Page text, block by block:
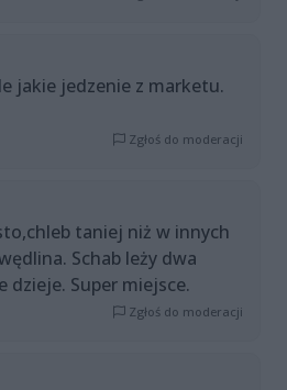
jakie jedzenie z marketu.
Zgłoś do moderacji
taniej niż w innych
Schab leży dwa
dzieje. Super miejsce.
Zgłoś do moderacji